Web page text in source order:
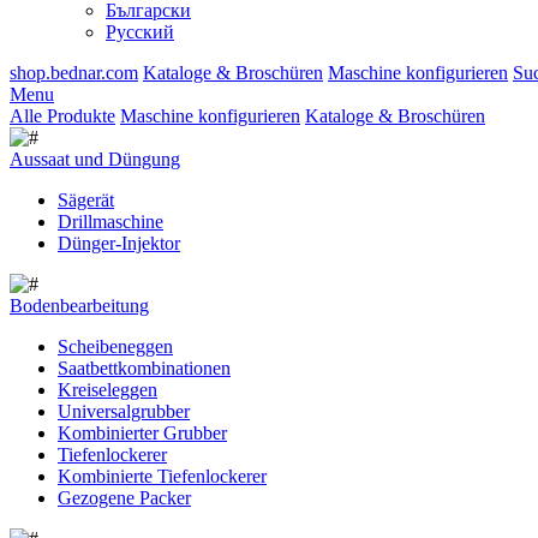
Български
Русский
shop.bednar.com Kataloge & Broschüren Maschine konfigurieren
Menu
Alle Produkte Maschine konfigurieren Kataloge & Broschüren
Aussaat und Düngung
Sägerät
Drillmaschine
Dünger-Injektor
Bodenbearbeitung
Scheibeneggen
Saatbettkombinationen
Kreiseleggen
Universalgrubber
Kombinierter Grubber
Tiefenlockerer
Kombinierte Tiefenlockerer
Gezogene Packer